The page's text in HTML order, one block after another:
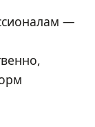
—